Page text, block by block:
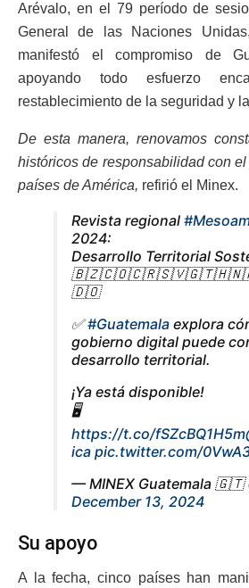
Arévalo, en el 79 período de
General de las Naciones
manifestó el compromiso de
apoyando todo esfuerzo
restablecimiento de la seguridad y
De esta manera, renovamos
históricos de responsabilidad con
países de América, refirió el Minex.
Revista regional
2024:
Desarrollo Territorial
🇩🇴
✅#Guatemala explora
gobierno digital puede
desarrollo territorial.
¡Ya está disponible!
🖥️
https://t.co/fSZcBQ1H5m
ica pic.twitter.com/
— MINEX Guatemala 🇬🇹
December 13, 2024
Su apoyo
A la fecha, cinco países han